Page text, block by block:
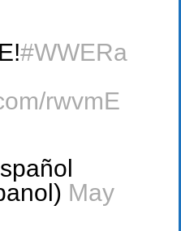
#WWERa
rwvmE
May